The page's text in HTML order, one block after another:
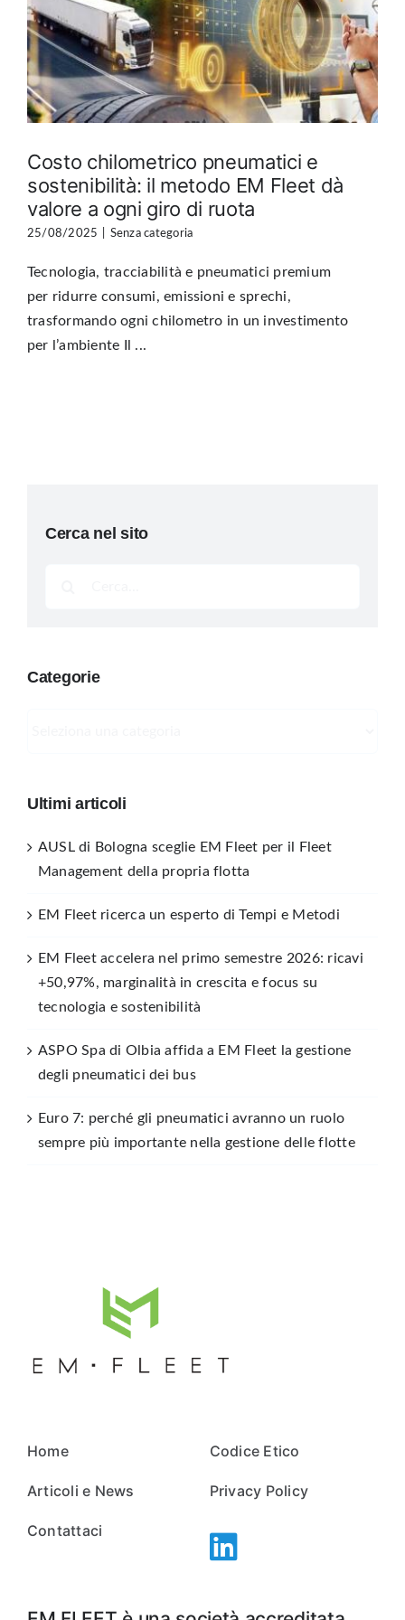
Costo chilometrico pneumatici e
sostenibilità: il metodo EM Fleet dà
valore a ogni giro di ruota
25/08/2025 Senza categoria
Tecnologia, tracciabilità e pneumatici premium
per ridurre consumi, emissioni e sprechi,
trasformando ogni chilometro in un investimento
per l’ambiente Il ...
Cerca nel sito
Categorie
Ultimi articoli
AUSL di Bologna sceglie EM Fleet per il Fleet
Management della propria flotta
EM Fleet ricerca un esperto di Tempi e Metodi
EM Fleet accelera nel primo semestre 2026: ricavi
+50,97%, marginalità in crescita e focus su
tecnologia e sostenibilità
ASPO Spa di Olbia affida a EM Fleet la gestione
degli pneumatici dei bus
Euro 7: perché gli pneumatici avranno un ruolo
sempre più importante nella gestione delle flotte
Home
Articoli e News
Contattaci
Codice Etico
Privacy Policy